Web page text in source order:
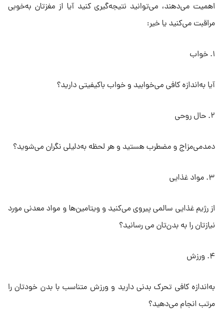
اهمیت می‌دهند، می‌توانید نتیجه‌گیری کنید آیا از مغزتان به‌خوبی
مراقبت می‌کنید یا خیر:
۱. خواب
آیا به‌اندازه کافی می‌خوابید و خواب باکیفیتی دارید؟
۲. حال روحی
دمدمی‌مزاج و مضطرب هستید و هر لحظه به‌دلیلی نگران می‌شوید؟
۳. مواد غذایی
از رژیم غذایی سالمی پیروی می‌کنید و ویتامین‌ها و مواد معدنی مورد
نیازتان را به بدن‌تان می رسانید؟
۴. ورزش
به‌اندازه کافی تحرک بدنی دارید و ورزش متناسب با بدن خودتان را
مرتب انجام می‌دهید؟